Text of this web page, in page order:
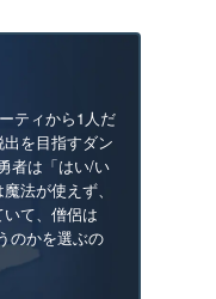
ティから1人だ
を目指すダン
者は「はい/い
法が使えず、
て、僧侶は
のかを選ぶの